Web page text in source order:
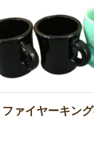
ァイヤーキン